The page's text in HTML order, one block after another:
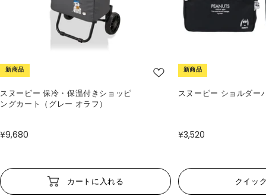
新商品
スヌーピー 保冷・保温付きショッピ
ングカート（グレー オラフ）
¥9,680
カートに入れる
新商品
スヌーピー ショルダー
¥3,520
クイッ